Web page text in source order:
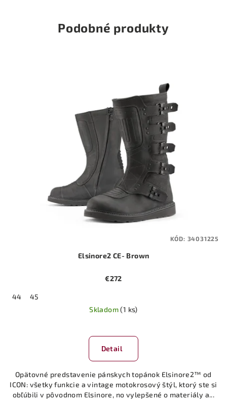
Podobné produkty
Elsinore2 CE- Brown
€272
44
45
Skladom(1 ks)
Detail
Opätovné predstavenie pánskych topánok Elsinore2™ od
ICON: všetky funkcie a vintage motokrosový štýl, ktorý ste si
obľúbili v pôvodnom Elsinore, no vylepšené o materiály a...
KÓD: 34031225